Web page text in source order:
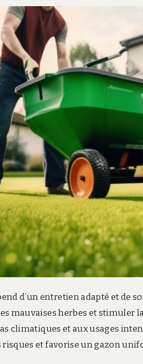
d’un entretien adapté et de
mauvaises herbes et
climatiques et aux usages
et favorise un gazon